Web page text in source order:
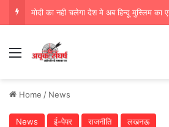
Menu
Home / News
News ई-पेपर राजनीति लखनऊ